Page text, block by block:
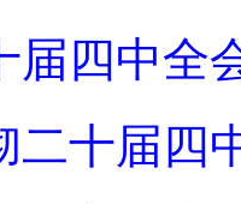
届四中全
二十届四